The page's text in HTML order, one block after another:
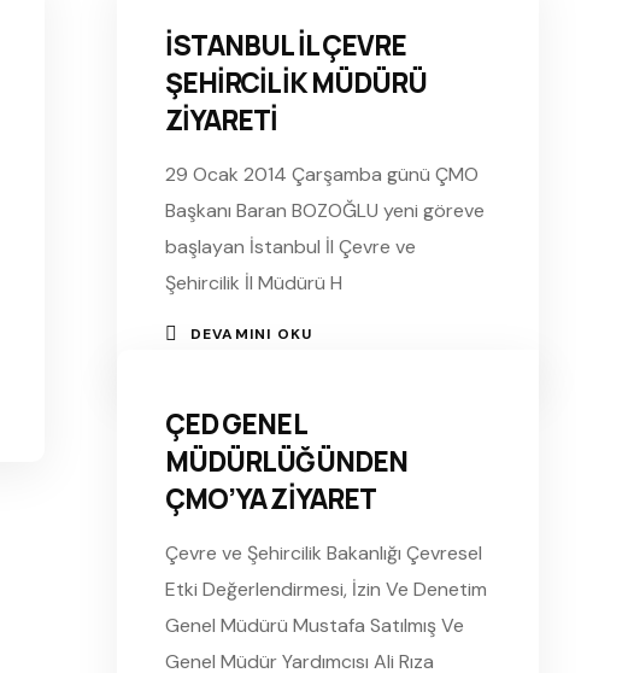
İSTANBUL İL ÇEVRE
ŞEHİRCİLİK MÜDÜRÜ
ZİYARETİ
29 Ocak 2014 Çarşamba günü ÇMO
Başkanı Baran BOZOĞLU yeni göreve
başlayan İstanbul İl Çevre ve
Şehircilik İl Müdürü H
DEVAMINI OKU
ÇED GENEL
MÜDÜRLÜĞÜNDEN
ÇMO’YA ZİYARET
Çevre ve Şehircilik Bakanlığı Çevresel
Etki Değerlendirmesi, İzin Ve Denetim
Genel Müdürü Mustafa Satılmış Ve
Genel Müdür Yardımcısı Ali Rıza